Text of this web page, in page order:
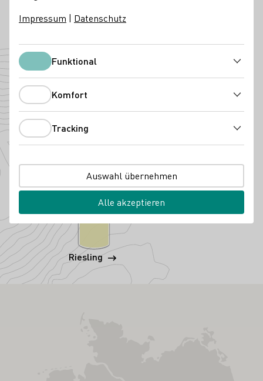
Zur Website
Angebaute Rebsorten
Riesling
Impressum | Datenschutz
FunktionalFunktional
Komfort
Tracking
Auswahl übernehmen
Alle akzeptieren